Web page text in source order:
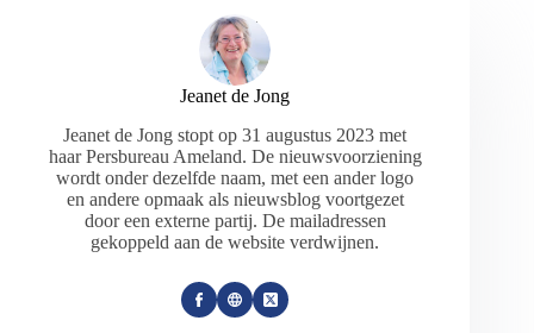
Jeanet de Jong
Jeanet de Jong stopt op 31 augustus 2023 met
haar Persbureau Ameland. De nieuwsvoorziening
wordt onder dezelfde naam, met een ander logo
en andere opmaak als nieuwsblog voortgezet
door een externe partij. De mailadressen
gekoppeld aan de website verdwijnen.